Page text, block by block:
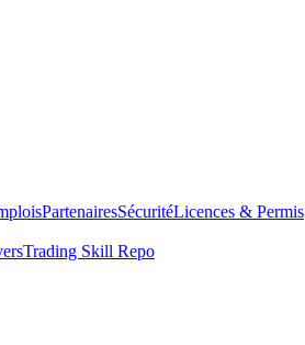
PartenairesSécuritéLicences & Permis
Trading Skill Repo